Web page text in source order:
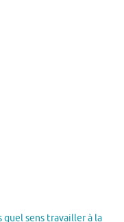
quel sens travailler à la